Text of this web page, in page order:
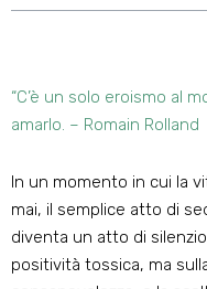
“C’è un solo eroismo al
amarlo. – Romain Rolland
In un momento in cui la
mai, il semplice atto di
diventa un atto di
positività tossica, ma